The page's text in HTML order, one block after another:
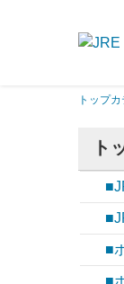
トップ
ト
■
■